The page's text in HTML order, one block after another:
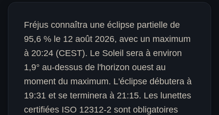
Fréjus connaîtra une éclipse partielle de
95,6 % le 12 août 2026, avec un maximum
à 20:24 (CEST). Le Soleil sera à environ
1,9° au-dessus de l'horizon ouest au
moment du maximum. L'éclipse débutera à
19:31 et se terminera à 21:15. Les lunettes
certifiées ISO 12312-2 sont obligatoires